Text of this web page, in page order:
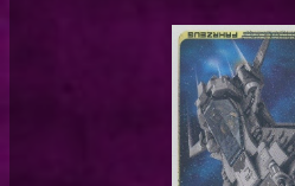
Bildergalerie überspringen